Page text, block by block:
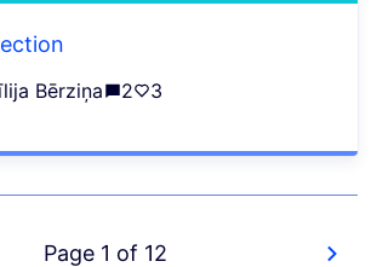
Bērziņa 2 3
Page 1 of 12